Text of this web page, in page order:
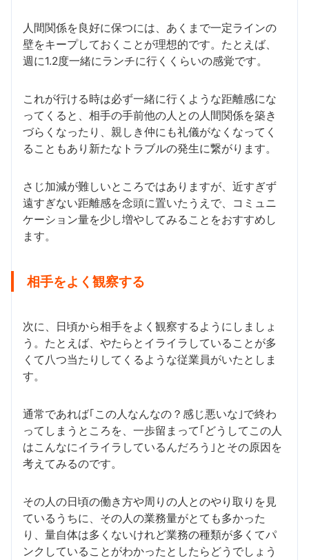
人間関係を良好に保つには、あくまで一定ラインの
壁をキープしておくことが理想的です。たとえば、
週に1.2度一緒にランチに行くくらいの感覚です。
これが行ける時は必ず一緒に行くような距離感にな
ってくると、相手の手前他の人との人間関係を築き
づらくなったり、親しき仲にも礼儀がなくなってく
ることもあり新たなトラブルの発生に繋がります。
さじ加減が難しいところではありますが、近すぎず
遠すぎない距離感を念頭に置いたうえで、コミュニ
ケーション量を少し増やしてみることをおすすめし
ます。
相手をよく観察する
次に、日頃から相手をよく観察するようにしましょ
う。たとえば、やたらとイライラしていることが多
くて八つ当たりしてくるような従業員がいたとしま
す。
通常であれば｢この人なんなの？感じ悪いな｣で終わ
ってしまうところを、一歩留まって｢どうしてこの人
はこんなにイライラしているんだろう｣とその原因を
考えてみるのです。
その人の日頃の働き方や周りの人とのやり取りを見
ているうちに、その人の業務量がとても多かった
り、量自体は多くないけれど業務の種類が多くてパ
ンクしていることがわかったとしたらどうでしょう